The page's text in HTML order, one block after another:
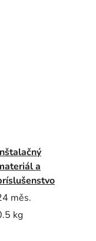
a
měs.
kg